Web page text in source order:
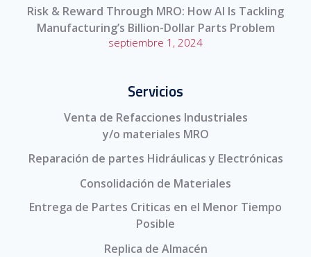
Risk & Reward Through MRO: How AI Is Tackling
Manufacturing’s Billion-Dollar Parts Problem
septiembre 1, 2024
Servicios
Venta de Refacciones Industriales
y/o materiales MRO
Reparación de partes Hidráulicas y Electrónicas
Consolidación de Materiales
Entrega de Partes Criticas en el Menor Tiempo
Posible
Replica de Almacén